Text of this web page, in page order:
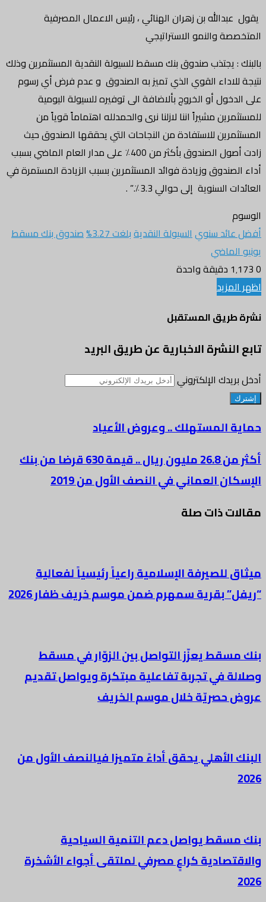
يقول عبدالله بن زهران الهنائي ، رئيس الاعمال المصرفية
المتخصصة والنمو الاستراتيجي
بالبنك : يجتذب صندوق بنك مسقط للسيولة النقدية المستثمرين وذلك
نتيجة للاداء القوي الذي تميز به الصندوق و عدم فرض أي رسوم
على الدخول أو الخروج بألاضافة الى توفيره للسيولة اليومية
للمستثمرين مشيراً اننا لازلنا نرى والحمدلله اهتماماً قوياً من
المستثمرين للاستفادة من النجاحات التي يحققها الصندوق حيث
زادت أصول الصندوق بأكثر من 400٪ على مدار العام الماضي بسبب
أداء الصندوق وزيادة فوائد المستثمرين بسبب الزيادة المستمرة في
العائدات السنوية إلى حوالي 3.3٪.” .
الوسوم
أفضل عائد سنويالسيولة النقديةبلغت 3.27%
صندوق بنك مسقط
يونيو الماضي
0
دقيقة واحدة
اظهر المزيد
نشرة طريق المستقبل
تابع النشرة الاخبارية عن طريق البريد
أدخل بريدك الإلكتروني
حماية المستهلك .. وعروض الأعياد
أكثر من 26.8 مليون ريال .. قيمة 630 قرضا من بنك
الإسكان العماني في النصف الأول من 2019
مقالات ذات صلة
ميثاق للصيرفة الإسلامية راعياً رئيسياً لفعالية
“ريفل” بقرية سمهرم ضمن موسم خريف ظفار 2026
بنك مسقط يعزّز التواصل بين الزوّار في مسقط
وصلالة في تجربة تفاعلية مبتكرة ويواصل تقديم
عروض حصريّة خلال موسم الخريف
البنك الأهلي يحقق أداءً متميزا فيالنصف الأول من
2026
بنك مسقط يواصل دعم التنمية السياحية
والاقتصادية كراعٍ مصرفي لملتقى أجواء الأشخرة
2026